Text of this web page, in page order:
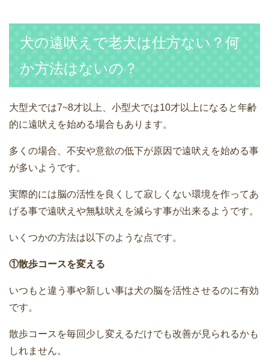
犬の遠吠えで老犬は仕方ない？何
か方法はないの？
大型犬では7~8才以上、小型犬では10才以上になると年齢
的に遠吠えを始める場合もあります。
多くの場合、不安や意欲の低下が原因で遠吠えを始める事
が多いようです。
実際的には脳の活性を良くして寂しくない環境を作ってあ
げる事で遠吠えや無駄吠えを減らす事が出来るようです。
いくつかの方法は以下のような点です。
①散歩コースを変える
いつもと違う事や新しい事は犬の脳を活性させるのに有効
です。
散歩コースを毎回少し変えるだけでも改善が見られるかも
しれません。